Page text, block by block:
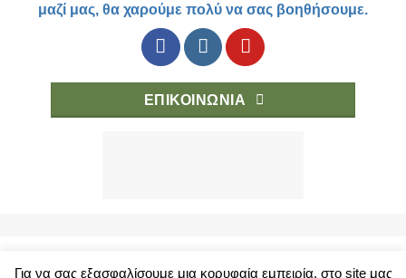
μαζί μας, θα χαρούμε πολύ να σας βοηθήσουμε.
ΕΠΙΚΟΙΝΩΝΙΑ
Για να σας εξασφαλίσουμε μια κορυφαία εμπειρία, στο site μας